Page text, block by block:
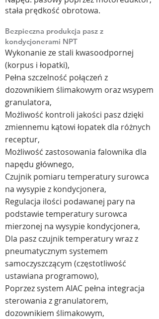
stała prędkość obrotowa.
Bezpieczna produkcja pasz z
kondycjonerami NPT
Wykonanie ze stali kwasoodpornej
(korpus i łopatki),
Pełna szczelność połączeń z
dozownikiem ślimakowym oraz wsypem
granulatora,
Możliwość kontroli jakości pasz dzięki
zmiennemu kątowi łopatek dla różnych
receptur,
Możliwość zastosowania falownika dla
napędu głównego,
Czujnik pomiaru temperatury surowca
na wysypie z kondycjonera,
Regulacja ilości podawanej pary na
podstawie temperatury surowca
mierzonej na wysypie kondycjonera,
Dla pasz czujnik temperatury wraz z
pneumatycznym systemem
samoczyszczącym (częstotliwość
ustawiana programowo),
Poprzez system AIAC pełna integracja
sterowania z granulatorem,
dozownikiem ślimakowym,